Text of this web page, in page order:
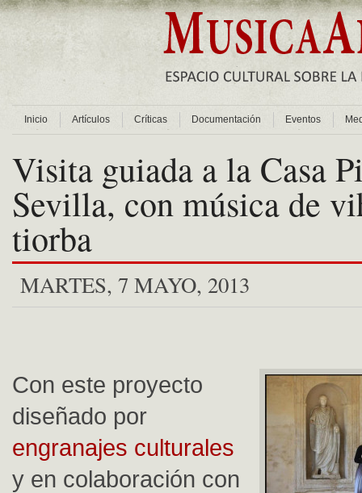
Inicio Artículos Críticas Documentación Eventos
Visita guiada a la Casa
Sevilla, con música de
tiorba
MARTES, 7 MAYO, 2013
Con este proyecto
diseñado por
engranajes culturales
y en colaboración con